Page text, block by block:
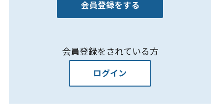
会員登録をする
会員登録をされている方
ログイン